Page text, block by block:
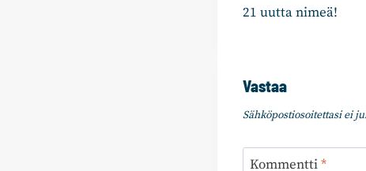
21 uutta nimeä!
Vastaa
Sähköpostiosoitettasi ei
Kommentti*